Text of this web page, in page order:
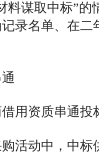
料谋取中标”
录名单、在二
用资质串通投
活动中，中标